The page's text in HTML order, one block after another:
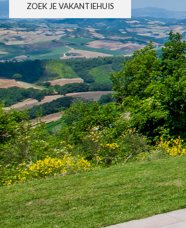
ZOEK JE VAKANTIEHUIS